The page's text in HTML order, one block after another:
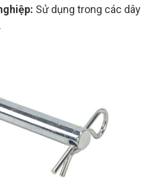
Sử dụng trong các dây